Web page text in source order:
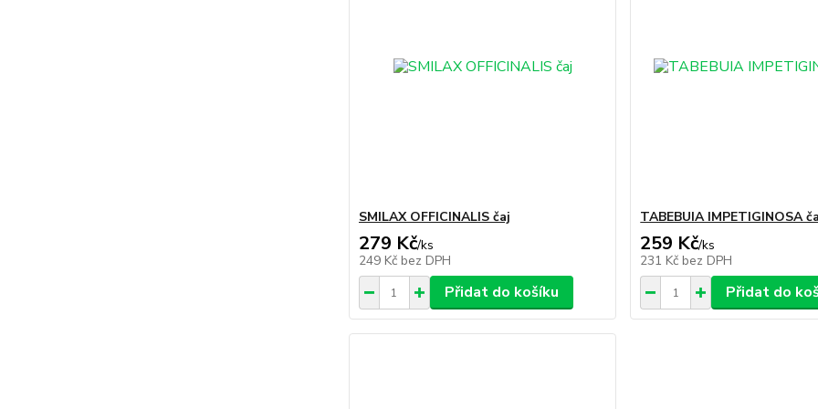
SMILAX OFFICINALIS čaj
279 Kč/ks
249 Kč bez DPH
Přidat do košíku
TABEBUIA IMPETIGINOSA
259 Kč/ks
231 Kč bez DPH
Přidat do